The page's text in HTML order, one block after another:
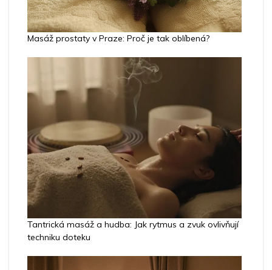
Masáž prostaty v Praze: Proč je tak oblíbená?
Tantrická masáž a hudba: Jak rytmus a zvuk ovlivňují
techniku doteku